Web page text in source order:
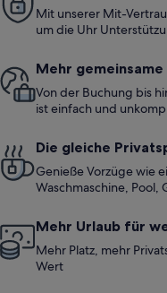
Mit unserer Mit-
um die Uhr
Mehr
Von der Buchung bis
ist einfach und
Die gleiche
Genieße Vorzüge wie
Waschmaschine, Pool,
Mehr Urlaub für
Mehr Platz, mehr
Wert